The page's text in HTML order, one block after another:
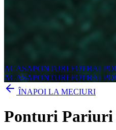
ACASAPONTURI FOTBAL
ACASAPONTURI FOTBAL
ÎNAPOI LA MECIURI
Ponturi Pariuri